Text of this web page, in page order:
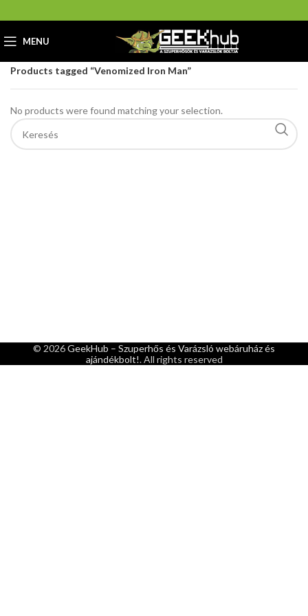
MENU
GeekHub Webáruház és Ajándékbolt
Products tagged “Venomized Iron Man”
No products were found matching your selection.
© 2026GeekHub – Szuperhős és Varázsló webáruház és
ajándékbolt!. All rights reserved